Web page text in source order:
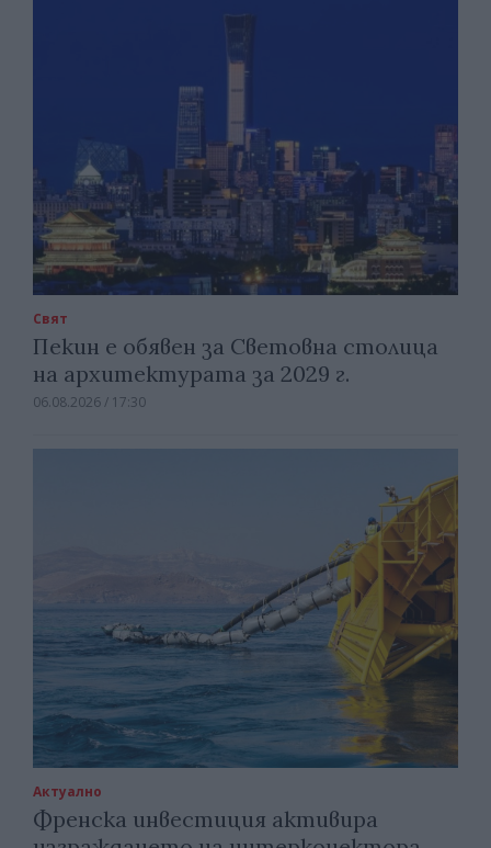
Свят
Пекин е обявен за Световна столица
на архитектурата за 2029 г.
06.08.2026 / 17:30
Актуално
Френска инвестиция активира